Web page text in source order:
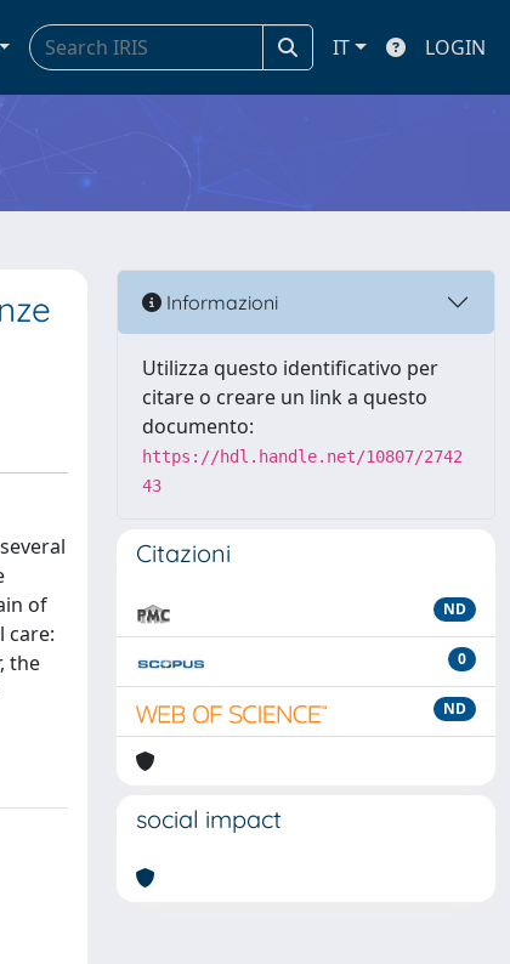
IT LOGIN
of
care:
the
Informazioni
Utilizza questo identificativo per
citare o creare un link a questo
documento:
https://hdl.handle.net/10807/2742
43
Citazioni
ND
0
ND
social impact